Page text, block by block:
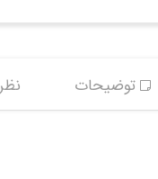
توضیحات